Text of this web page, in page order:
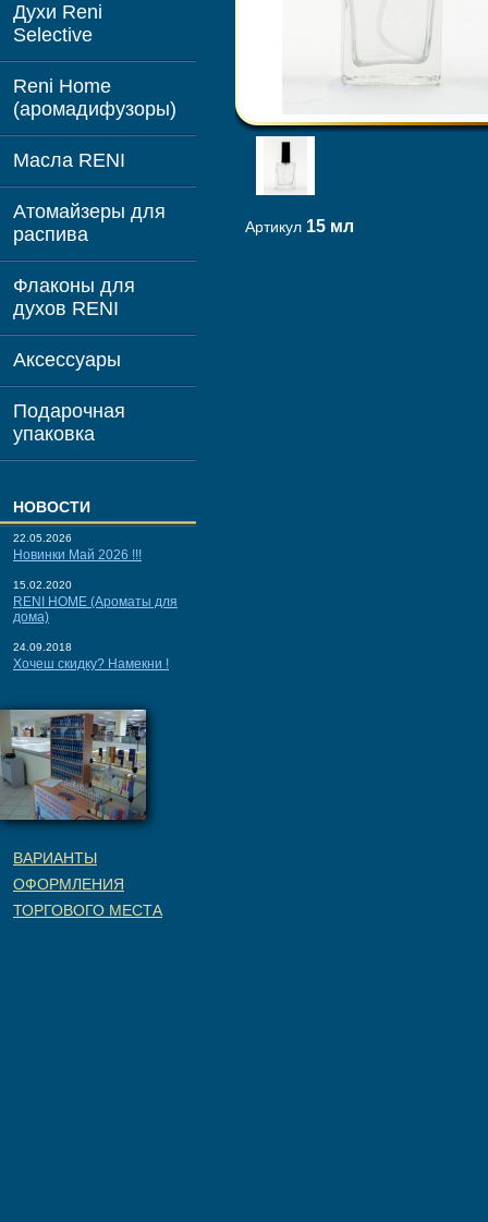
Духи Reni
Selective
Reni Home
(аромадифузоры)
Масла RENI
Атомайзеры для
распива
Флаконы для
духов RENI
Аксессуары
Подарочная
упаковка
НОВОСТИ
22.05.2026
Новинки Май 2026 !!!
15.02.2020
RENI HOME (Ароматы для
дома)
24.09.2018
Хочеш скидку? Намекни !
ВАРИАНТЫ
ОФОРМЛЕНИЯ
ТОРГОВОГО МЕСТА
Артикул 15 мл